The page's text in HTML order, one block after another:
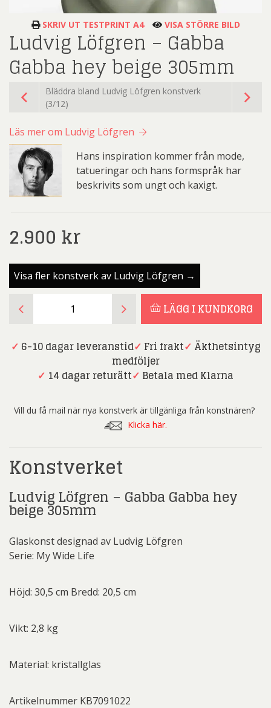
SKRIV UT TESTPRINT A4 VISA STÖRRE BILD
Ludvig Löfgren – Gabba
Gabba hey beige 305mm
Bläddra bland Ludvig Löfgren konstverk
(3/12)
Läs mer om Ludvig Löfgren
Hans inspiration kommer från mode,
tatueringar och hans formspråk har
beskrivits som ungt och kaxigt.
2.900 kr
Visa fler konstverk av Ludvig Löfgren →
Löfgren
Gabba
mängd
LÄGG I KUNDKORG
✓ 6-10 dagar leveranstid✓ Fri frakt✓ Äkthetsintyg
medföljer
✓ 14 dagar returätt✓ Betala med Klarna
Vill du få mail när nya konstverk är tillgänliga från konstnären?
Klicka här.
Konstverket
Ludvig Löfgren – Gabba Gabba hey
beige 305mm
Glaskonst designad av Ludvig Löfgren
Serie: My Wide Life
Höjd: 30,5 cm Bredd: 20,5 cm
Vikt: 2,8 kg
Material: kristallglas
Artikelnummer KB7091022